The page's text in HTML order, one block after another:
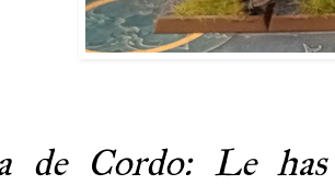
de Cordo: Le has